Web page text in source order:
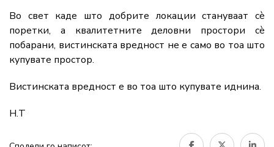
Во свет каде што добрите локации стануваат сè
поретки, а квалитетните деловни простори сè
побарани, вистинската вредност не е само во тоа што
купувате простор.
Вистинската вредност е во тоа што купувате иднина.
Н.Т